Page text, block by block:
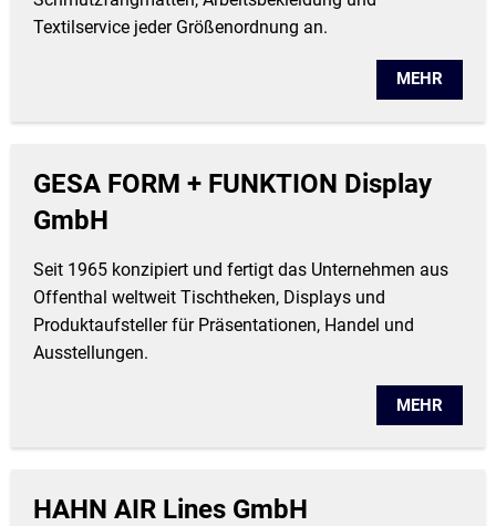
Textilservice jeder Größenordnung an.
MEHR
GESA FORM + FUNKTION Display
GmbH
Seit 1965 konzipiert und fertigt das Unternehmen aus
Offenthal weltweit Tischtheken, Displays und
Produktaufsteller für Präsentationen, Handel und
Ausstellungen.
MEHR
HAHN AIR Lines GmbH